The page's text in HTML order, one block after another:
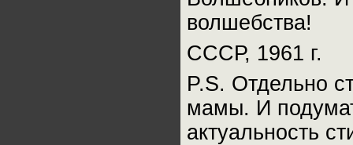
волшебства!
СССР, 1961 г.
P.S. Отдельно
мамы. И
актуальность